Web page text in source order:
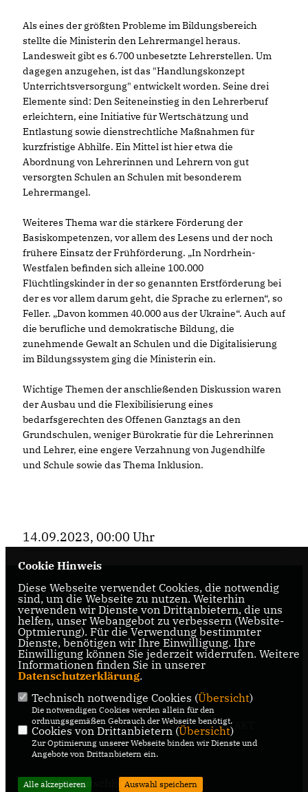
Als eines der größten Probleme im Bildungsbereich
stellte die Ministerin den Lehrermangel heraus.
Landesweit gibt es 6.700 unbesetzte Lehrerstellen. Um
dagegen anzugehen, ist das "Handlungskonzept
Unterrichtsversorgung" entwickelt worden. Seine drei
Elemente sind: Den Seiteneinstieg in den Lehrerberuf
erleichtern, eine Initiative für Wertschätzung und
Entlastung sowie dienstrechtliche Maßnahmen für
kurzfristige Abhilfe. Ein Mittel ist hier etwa die
Abordnung von Lehrerinnen und Lehrern von gut
versorgten Schulen an Schulen mit besonderem
Lehrermangel.
Weiteres Thema war die stärkere Förderung der
Basiskompetenzen, vor allem des Lesens und der noch
frühere Einsatz der Frühförderung. „In Nordrhein-
Westfalen befinden sich alleine 100.000
Flüchtlingskinder in der so genannten Erstförderung bei
der es vor allem darum geht, die Sprache zu erlernen“, so
Feller. „Davon kommen 40.000 aus der Ukraine“. Auch auf
die berufliche und demokratische Bildung, die
zunehmende Gewalt an Schulen und die Digitalisierung
im Bildungssystem ging die Ministerin ein.
Wichtige Themen der anschließenden Diskussion waren
der Ausbau und die Flexibilisierung eines
bedarfsgerechten des Offenen Ganztags an den
Grundschulen, weniger Bürokratie für die Lehrerinnen
und Lehrer, eine engere Verzahnung von Jugendhilfe
und Schule sowie das Thema Inklusion.
14.09.2023, 00:00 Uhr
Informationen über den CDU-
Landtagsabgeordneten Raphael Tigges für den
Wahlkreis 95 - Gütersloh II, Gütersloh,
Harsewinkel, Herzenbrock-Clarholz
IMPRESSUM DATENSCHUTZ KONTAKT
CDU NRW
CDU Deutschlands
Cookie Hinweis
Diese Webseite verwendet Cookies, die notwendig
sind, um die Webseite zu nutzen. Weiterhin
verwenden wir Dienste von Drittanbietern, die uns
helfen, unser Webangebot zu verbessern (Website-
Optmierung). Für die Verwendung bestimmter
Dienste, benötigen wir Ihre Einwilligung. Ihre
Einwilligung können Sie jederzeit widerrufen. Weitere
Informationen finden Sie in unserer
Datenschutzerklärung.
Technisch notwendige Cookies (Übersicht)
Die notwendigen Cookies werden allein für den
ordnungsgemäßen Gebrauch der Webseite benötigt.
Cookies von Drittanbietern (Übersicht)
Zur Optimierung unserer Webseite binden wir Dienste und
Angebote von Drittanbietern ein.
Alle akzeptieren Auswahl speichern